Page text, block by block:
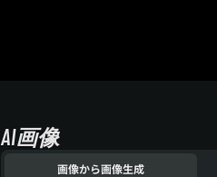
AI画像
画像から画像生成